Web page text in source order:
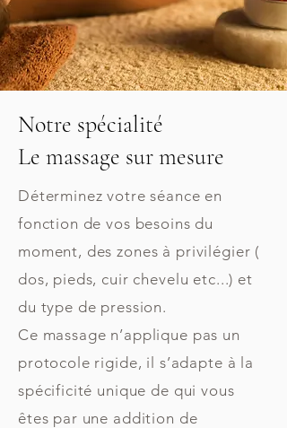
Notre spécialité
Le massage sur mesure
Déterminez votre séance en
fonction de vos besoins du
moment, des zones à privilégier (
dos, pieds, cuir chevelu etc...) et
du type de pression.
Ce massage n’applique pas un
protocole rigide, il s’adapte à la
spécificité unique de qui vous
êtes par une addition de